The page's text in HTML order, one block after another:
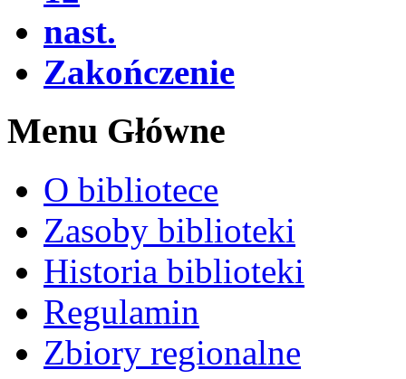
nast.
Zakończenie
Menu Główne
O bibliotece
Zasoby biblioteki
Historia biblioteki
Regulamin
Zbiory regionalne